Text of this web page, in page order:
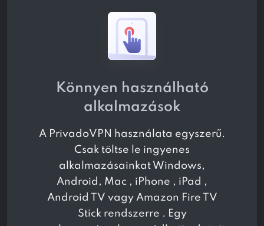
Könnyen használható
alkalmazások
A PrivadoVPN használata egyszerű.
Csak töltse le ingyenes
alkalmazásainkat Windows,
Android, Mac , iPhone , iPad ,
Android TV vagy Amazon Fire TV
Stick rendszerre . Egy